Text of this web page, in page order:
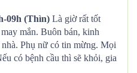
09h (Thìn) Là giờ rất tốt
mắn. Buôn bán, kinh
Phụ nữ có tin mừng. Mọi
có bệnh cầu thì sẽ khỏi, gia